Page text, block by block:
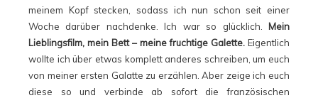
meinem Kopf stecken, sodass ich nun schon seit einer
Woche darüber nachdenke. Ich war so glücklich. Mein
Lieblingsfilm, mein Bett – meine fruchtige Galette. Eigentlich
wollte ich über etwas komplett anderes schreiben, um euch
von meiner ersten Galatte zu erzählen. Aber zeige ich euch
diese so und verbinde ab sofort die französischen